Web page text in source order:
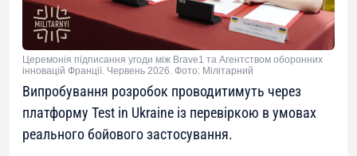
Церемонія підписання угоди між Brave1 та Агентством оборонних
інновацій Франції. Червень 2026. Фото: Мілітарний
Випробування розробок проводитимуть через
платформу Test in Ukraine із перевіркою в умовах
реального бойового застосування.